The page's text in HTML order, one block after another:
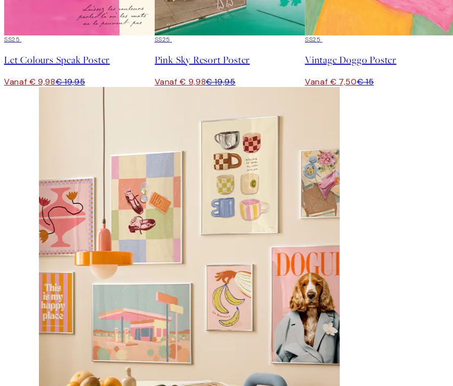
50%*
SS25
Let Colours Speak Poster
Vanaf € 9,98€ 19,95
50%*
SS25
Pink Sky Resort Poster
Vanaf € 9,98€ 19,95
50%*
SS25
Vintage Doggo Poster
Vanaf € 7,50€ 15